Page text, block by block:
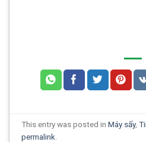
This entry was posted inMáy sấy,
permalink